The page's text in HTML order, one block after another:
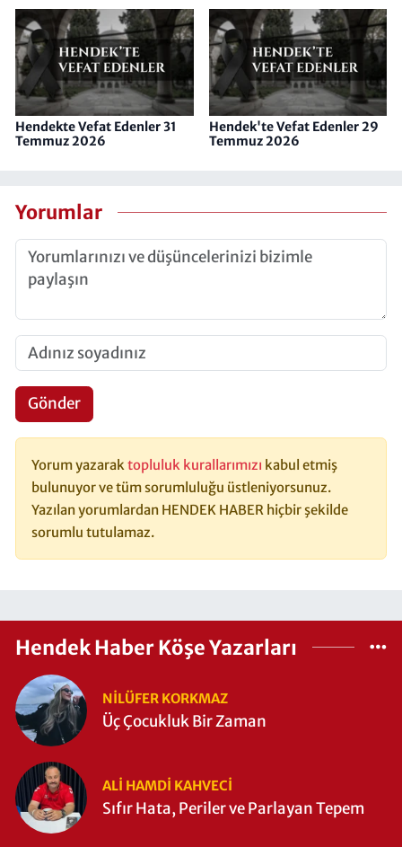
Hendekte Vefat Edenler 31
Temmuz 2026
Hendek'te Vefat Edenler 29
Temmuz 2026
Yorumlar
Gönder
Yorum yazarak topluluk kurallarımızı kabul etmiş
bulunuyor ve tüm sorumluluğu üstleniyorsunuz.
Yazılan yorumlardan HENDEK HABER hiçbir şekilde
sorumlu tutulamaz.
Hendek Haber Köşe Yazarları
NILÜFER KORKMAZ
Üç Çocukluk Bir Zaman
ALI HAMDI KAHVECİ
Sıfır Hata, Periler ve Parlayan Tepem